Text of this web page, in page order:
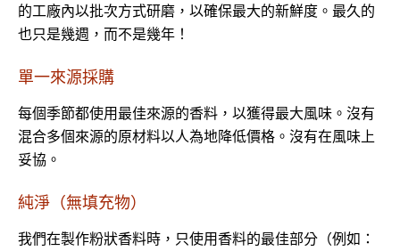
的工廠內以批次方式研磨，以確保最大的新鮮度。最久的
也只是幾週，而不是幾年！
單一來源採購
每個季節都使用最佳來源的香料，以獲得最大風味。沒有
混合多個來源的原材料以人為地降低價格。沒有在風味上
妥協。
純淨（無填充物）
我們在製作粉狀香料時，只使用香料的最佳部分（例如：